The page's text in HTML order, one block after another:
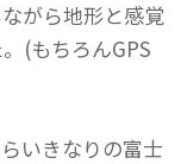
がら地形と感覚
(もちろんGPS
いきなりの富士